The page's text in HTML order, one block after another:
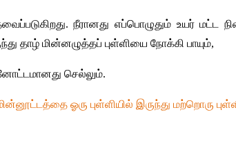
நீரானது எப்பொழுதும் உயர் மட்ட
தாழ் மின்னழுத்தப் புள்ளியை நோக்கி பாயும்,
செல்லும்.
ஓரு புள்ளியில் இருந்து மற்றொரு